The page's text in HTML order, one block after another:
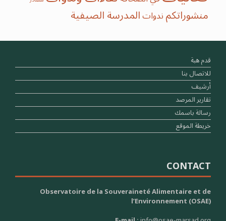
منشوراتكمندوات‫‫المدرسة‬ الصيفية‬
قدم هبة
للاتصال بنا
أرشيف
تقارير المرصد
رسالة باسمك
خريطة الموقع
CONTACT
Observatoire de la Souveraineté Alimentaire et de
l’Environnement (OSAE)